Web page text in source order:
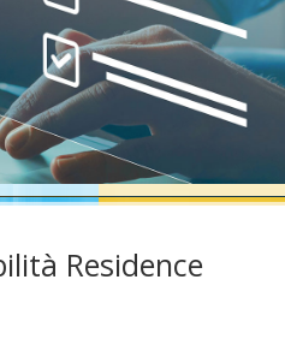
Residence